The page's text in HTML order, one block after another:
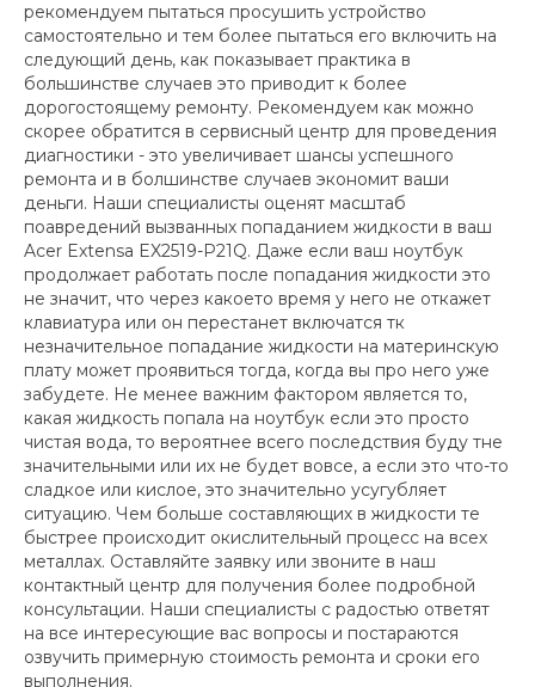
рекомендуем пытаться просушить устройство
самостоятельно и тем более пытаться его включить на
следующий день, как показывает практика в
большинстве случаев это приводит к более
дорогостоящему ремонту. Рекомендуем как можно
скорее обратится в сервисный центр для проведения
диагностики - это увеличивает шансы успешного
ремонта и в болшинстве случаев экономит ваши
деньги. Наши специалисты оценят масштаб
поавредений вызванных попаданием жидкости в ваш
Acer Extensa EX2519-P21Q. Даже если ваш ноутбук
продолжает работать после попадания жидкости это
не значит, что через какоето время у него не откажет
клавиатура или он перестанет включатся тк
незначительное попадание жидкости на материнскую
плату может проявиться тогда, когда вы про него уже
забудете. Не менее важним фактором является то,
какая жидкость попала на ноутбук если это просто
чистая вода, то вероятнее всего последствия буду тне
значительными или их не будет вовсе, а если это что-то
сладкое или кислое, это значительно усугубляет
ситуацию. Чем больше составляющих в жидкости те
быстрее происходит окислительный процесс на всех
металлах. Оставляйте заявку или звоните в наш
контактный центр для получения более подробной
консультации. Наши специалисты с радостью ответят
на все интересующие вас вопросы и постараются
озвучить примерную стоимость ремонта и сроки его
выполнения.